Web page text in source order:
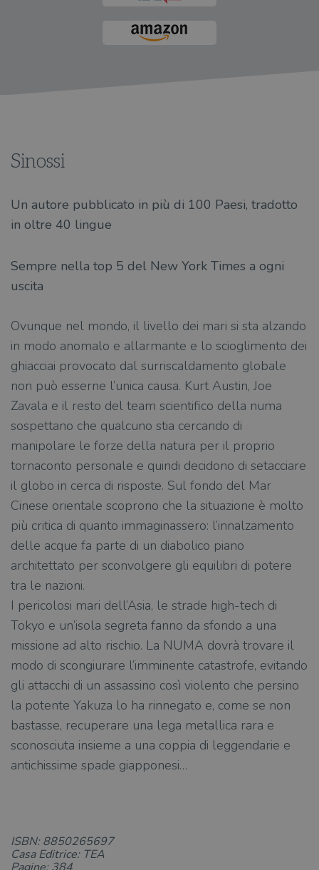
Sinossi
Un autore pubblicato in più di 100 Paesi, tradotto
in oltre 40 lingue
Sempre nella top 5 del New York Times a ogni
uscita
Ovunque nel mondo, il livello dei mari si sta alzando
in modo anomalo e allarmante e lo scioglimento dei
ghiacciai provocato dal surriscaldamento globale
non può esserne l’unica causa. Kurt Austin, Joe
Zavala e il resto del team scientifico della numa
sospettano che qualcuno stia cercando di
manipolare le forze della natura per il proprio
tornaconto personale e quindi decidono di setacciare
il globo in cerca di risposte. Sul fondo del Mar
Cinese orientale scoprono che la situazione è molto
più critica di quanto immaginassero: l’innalzamento
delle acque fa parte di un diabolico piano
architettato per sconvolgere gli equilibri di potere
tra le nazioni.
I pericolosi mari dell’Asia, le strade high-tech di
Tokyo e un’isola segreta fanno da sfondo a una
missione ad alto rischio. La NUMA dovrà trovare il
modo di scongiurare l’imminente catastrofe, evitando
gli attacchi di un assassino così violento che persino
la potente Yakuza lo ha rinnegato e, come se non
bastasse, recuperare una lega metallica rara e
sconosciuta insieme a una coppia di leggendarie e
antichissime spade giapponesi…
ISBN: 8850265697
Casa Editrice: TEA